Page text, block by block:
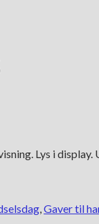
Lys i display.
,Gaver til